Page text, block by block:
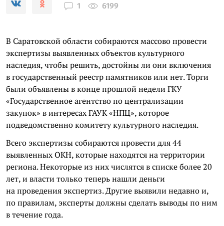
1 6199
В Саратовской области собираются массово провести
экспертизы выявленных объектов культурного
наследия, чтобы решить, достойны ли они включения
в государственный реестр памятников или нет. Торги
были объявлены в конце прошлой недели ГКУ
«Государственное агентство по централизации
закупок» в интересах ГАУК «НПЦ», которое
подведомственно комитету культурного наследия.
Всего экспертизы собираются провести для 44
выявленных ОКН, которые находятся на территории
региона. Некоторые из них числятся в списке более 20
лет, и власти только теперь нашли деньги
на проведения экспертиз. Другие выявили недавно и,
по правилам, эксперты должны сделать выводы по ним
в течение года.